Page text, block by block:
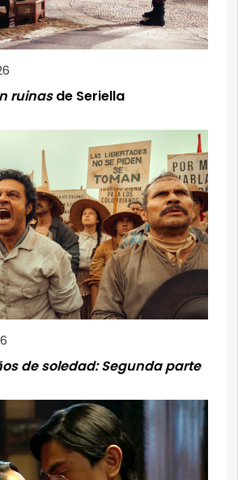
ruinasde Seriella
de soledad: Segunda parte